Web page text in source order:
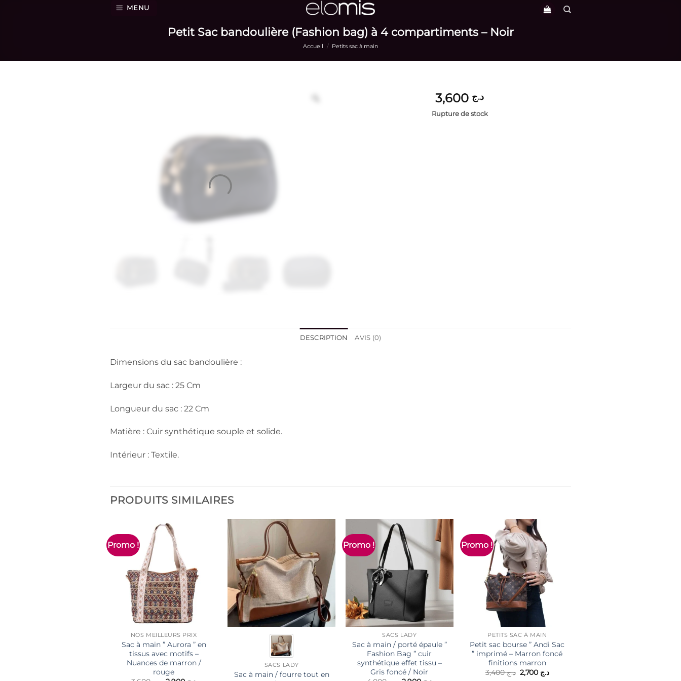
MENU
Petit Sac bandoulière (Fashion bag) à 4 compartiments – Noir
Accueil / Petits sac à main
د.ج
Rupture de stock
DESCRIPTION AVIS (0)
Dimensions du sac bandoulière :
Largeur du sac : 25 Cm
Longueur du sac : 22 Cm
Matière : Cuir synthétique souple et solide.
Intérieur : Textile.
PRODUITS SIMILAIRES
Promo !
NOS MEILLEURS PRIX
Sac à main ” Aurora ” en
tissus avec motifs –
Nuances de marron /
rouge
SACS LADY
Sac à main / fourre tout en
Promo !
SACS LADY
Sac à main / porté épaule ”
Fashion Bag ” cuir
synthétique effet tissu –
Gris foncé / Noir
Promo !
PETITS SAC À MAIN
Petit sac bourse ” Andi Sac
” imprimé – Marron foncé
finitions marron
د.ج3,400 Le د.ج 2,700 Le